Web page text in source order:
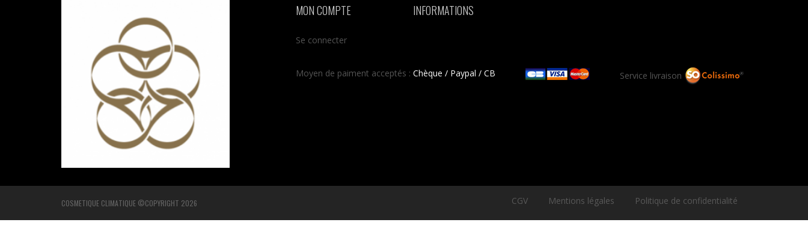
MON COMPTE
Se connecter
INFORMATIONS
Moyen de paiment acceptés : Chèque / Paypal / CB Service livraison
COSMETIQUE CLIMATIQUE ©COPYRIGHT 2026 CGV Mentions légales Politique de confidentialité